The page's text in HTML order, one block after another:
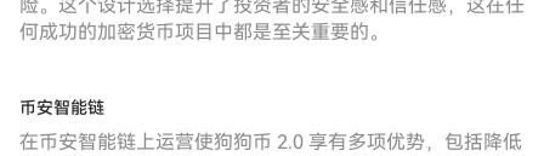
险。这个设计选择提升了投资者的安全感和信任感，这在任
何成功的加密货币项目中都是至关重要的。
币安智能链
在币安智能链上运营使狗狗币 2.0 享有多项优势，包括降低